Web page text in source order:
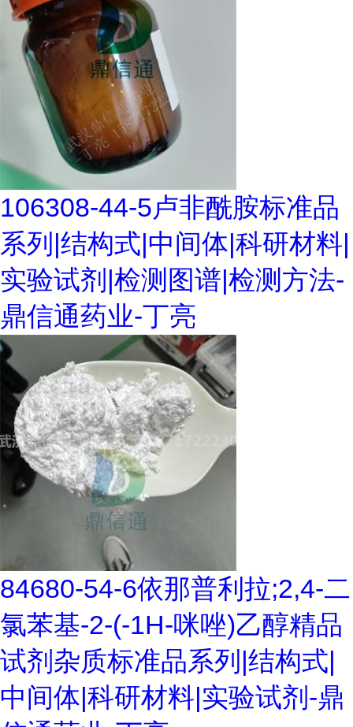
106308-44-5卢非酰胺标准品
系列|结构式|中间体|科研材料|
实验试剂|检测图谱|检测方法-
鼎信通药业-丁亮
84680-54-6依那普利拉;2,4-二
氯苯基-2-(-1H-咪唑)乙醇精品
试剂杂质标准品系列|结构式|
中间体|科研材料|实验试剂-鼎